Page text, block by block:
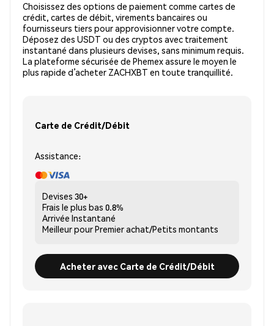
Choisissez des options de paiement comme cartes de
crédit, cartes de débit, virements bancaires ou
fournisseurs tiers pour approvisionner votre compte.
Déposez des USDT ou des cryptos avec traitement
instantané dans plusieurs devises, sans minimum requis.
La plateforme sécurisée de Phemex assure le moyen le
plus rapide d’acheter ZACHXBT en toute tranquillité.
Carte de Crédit/Débit
Assistance:
Devises 30+
Frais le plus bas 0.8%
Arrivée Instantané
Meilleur pourPremier achat/Petits montants
Acheter avec Carte de Crédit/Débit